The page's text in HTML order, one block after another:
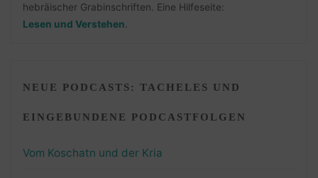
hebräischer Grabinschriften. Eine Hilfeseite:
Lesen und Verstehen
NEUE PODCASTS: TACHELES UND
EINGEBUNDENE PODCASTFOLGEN
Vom Koschatn und der Kria